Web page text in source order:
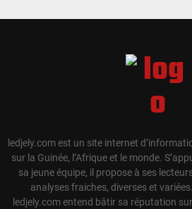
ledjely.com est un site internet
sur la Guinée, l’Afrique et le monde.
sa jeune équipe, il propose à ses
analyses fraiches, diverses et
ledjely.com entend bâtir sa réputation